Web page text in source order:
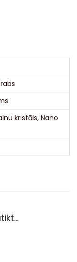
kristāls, Nano